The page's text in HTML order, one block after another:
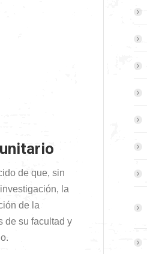
de que, sin
la
de la
de su facultad y